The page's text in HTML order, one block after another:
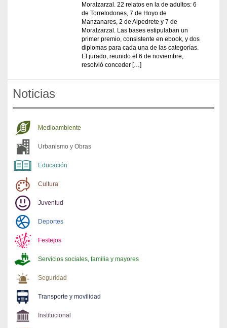
Moralzarzal. 22 relatos en la de adultos: 6
de Torrelodones, 7 de Hoyo de
Manzanares, 2 de Alpedrete y 7 de
Moralzarzal. Las bases estipulaban un
primer premio, consistente en ebook, y dos
diplomas para cada una de las categorías.
El jurado, reunido el 6 de noviembre,
resolvió conceder […]
Noticias
Medioambiente
Urbanismo y Obras
Educación
Cultura
Juventud
Deportes
Festejos
Servicios sociales, familia y mayores
Seguridad
Transporte y movilidad
Institucional